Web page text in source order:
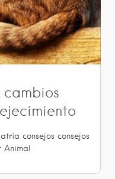
cambios
consejos consejos
Animal